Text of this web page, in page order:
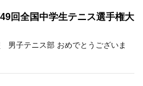
回全国中学生テニス選手権大
子テニス部 おめでとうございま